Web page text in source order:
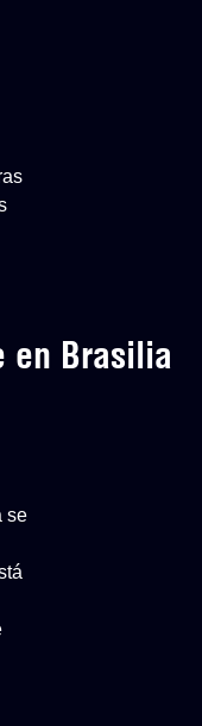
en Brasilia
se